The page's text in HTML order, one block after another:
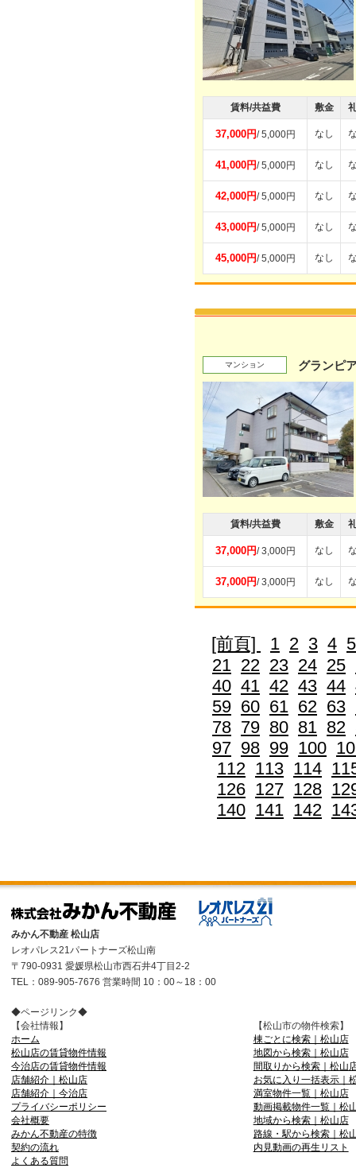
賃料/共益費 敷金
37,000円/ 5,000円 なし
41,000円/ 5,000円 なし
42,000円/ 5,000円 なし
43,000円/ 5,000円 なし
45,000円/ 5,000円 なし
マンション グランピ
賃料/共益費 敷金
37,000円/ 3,000円 なし
37,000円/ 3,000円 なし
[前頁] 1 2 3 4 5
21 22 23 24 25
40 41 42 43 44
59 60 61 62 63
78 79 80 81 82
97 98 99 100
112 113 114
126 127 128
140 141 142
みかん不動産 松山店
レオパレス21パートナーズ松山南
〒790-0931 愛媛県松山市西石井4丁目2-2
TEL：089-905-7676 営業時間 10：00～18：00
◆ページリンク◆
【会社情報】
ホーム
松山店の賃貸物件情報
今治店の賃貸物件情報
店舗紹介｜松山店
店舗紹介｜今治店
プライバシーポリシー
会社概要
みかん不動産の特徴
契約の流れ
よくある質問
【松山市の物件検索】
棟ごとに検索｜松山店
地図から検索｜松山店
間取りから検索｜松山
お気に入り一括表示｜
満室物件一覧｜松山店
動画掲載物件一覧｜松
地域から検索｜松山店
路線・駅から検索｜松
内見動画の再生リスト